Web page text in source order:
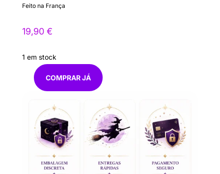
Feito na França
19,90 €
1 em stock
Quantidade
TABOO
PERFUME
FEROMONAS
COMPRAR JÁ